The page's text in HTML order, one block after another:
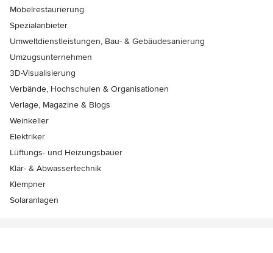
Möbelrestaurierung
Spezialanbieter
Umweltdienstleistungen, Bau- & Gebäudesanierung
Umzugsunternehmen
3D-Visualisierung
Verbände, Hochschulen & Organisationen
Verlage, Magazine & Blogs
Weinkeller
Elektriker
Lüftungs- und Heizungsbauer
Klär- & Abwassertechnik
Klempner
Solaranlagen